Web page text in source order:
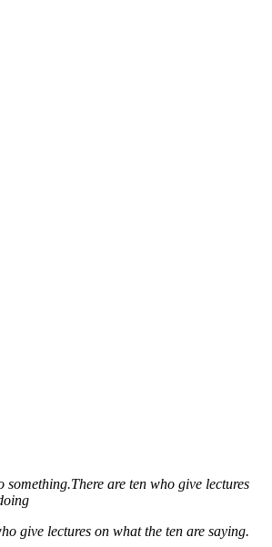
something.There are ten who give lectures
give lectures on what the ten are saying.